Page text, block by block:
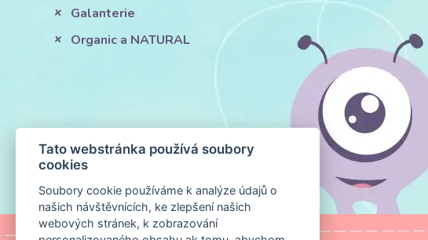
Galanterie
Organic a NATURAL
Tato webstránka používá soubory
cookies
Soubory cookie používáme k analýze údajů o
našich návštěvnících, ke zlepšení našich
webových stránek, k zobrazování